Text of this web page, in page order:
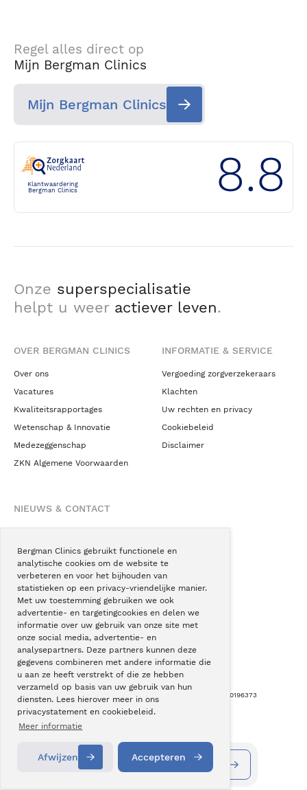
Bergman Clinics gebruikt functionele en
analytische cookies om de website te
verbeteren en voor het bijhouden van
statistieken op een privacy-vriendelijke manier.
Met uw toestemming gebruiken we ook
advertentie- en targetingcookies en delen we
informatie over uw gebruik van onze site met
onze social media, advertentie- en
analysepartners. Deze partners kunnen deze
gegevens combineren met andere informatie die
u aan ze heeft verstrekt of die ze hebben
verzameld op basis van uw gebruik van hun
diensten. Lees hierover meer in ons
privacystatement en cookiebeleid.
Meer informatie
Afwijzen Accepteren
Regel alles direct op
Mijn Bergman Clinics
Mijn Bergman Clinics
Klantwaardering
Bergman Clinics
8.8
Onze superspecialisatie
helpt u weer actiever leven.
OVER BERGMAN CLINICS
Over ons
Vacatures
Kwaliteitsrapportages
Wetenschap & Innovatie
Medezeggenschap
ZKN Algemene Voorwaarden
INFORMATIE & SERVICE
Vergoeding zorgverzekeraars
Klachten
Uw rechten en privacy
Cookiebeleid
Disclaimer
NIEUWS & CONTACT
Blogs
Podcast
Pressroom
Instagram
Facebook
LinkedIn
Copyright © Bergman Clinics 2026 KVK nummer: 30196373
Alle behandelingen